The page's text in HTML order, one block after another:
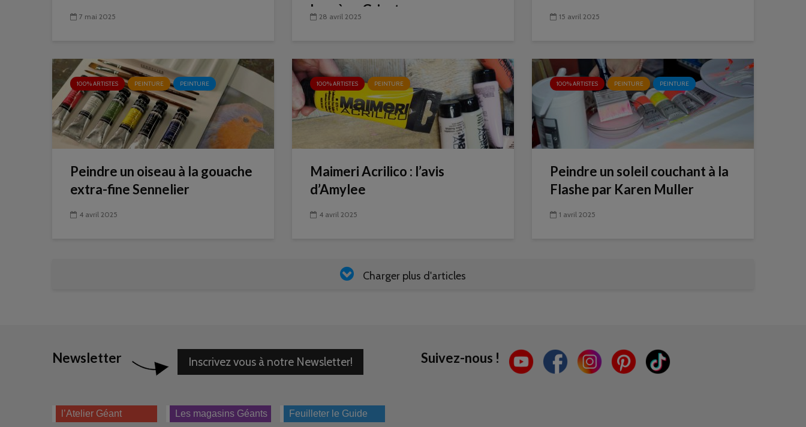
7 mai 2025
Laurène Grisot
28 avril 2025 15 avril 2025
100% ARTISTES PEINTURE PEINTURE
Peindre un oiseau à la gouache
extra-fine Sennelier
4 avril 2025
100% ARTISTES PEINTURE
Maimeri Acrilico : l’avis
d’Amylee
4 avril 2025
100% ARTISTES PEINTURE PEINTURE
Peindre un soleil couchant à la
Flashe par Karen Muller
1 avril 2025
Charger plus d'articles
Newsletter Inscrivez vous à notre Newsletter! Suivez-nous !
l’Atelier Géant Les magasins Géants Feuilleter le Guide